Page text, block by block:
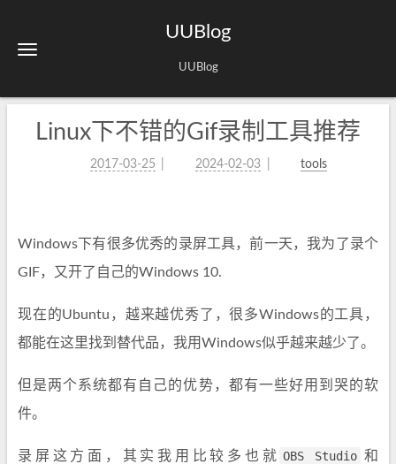
UUBlog
UUBlog
Linux下不错的Gif录制工具推荐
2017-03-25 2024-02-03 tools
Windows下有很多优秀的录屏工具，前一天，我为了录个
GIF，又开了自己的Windows 10.
现在的Ubuntu，越来越优秀了，很多Windows的工具，
都能在这里找到替代品，我用Windows似乎越来越少了。
但是两个系统都有自己的优势，都有一些好用到哭的软
件。
录屏这方面，其实我用比较多也就 OBS Studio 和